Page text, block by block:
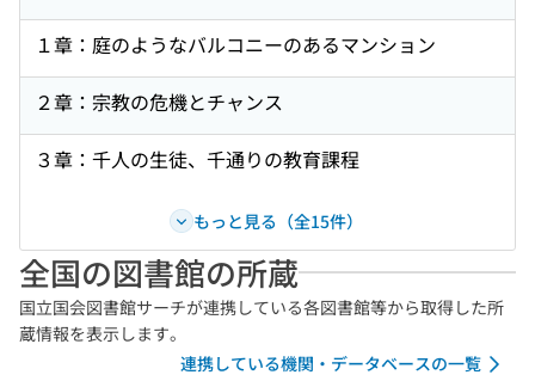
１章：庭のようなバルコニーのあるマンション
２章：宗教の危機とチャンス
３章：千人の生徒、千通りの教育課程
もっと見る（全15件）
全国の図書館の所蔵
国立国会図書館サーチが連携している各図書館等から取得した所
蔵情報を表示します。
連携している機関・データベースの一覧